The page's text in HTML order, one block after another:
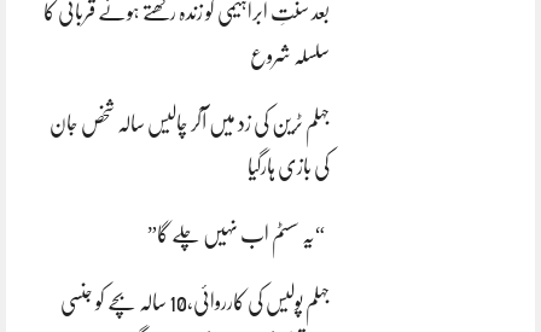
بعد سنتِ ابراہیمی کو زندہ رکھتے ہوئے قربانی کا
سلسلہ شروع
جہلم ٹرین کی زد میں آکر چالیس سالہ شخص جان
کی بازی ہارگیا
“یہ سسٹم اب نہیں چلے گا”
جہلم پولیس کی کارروائی،10 سالہ بچے کو جنسی